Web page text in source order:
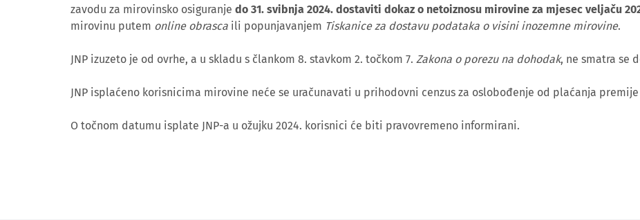
zavodu za mirovinsko osiguranje do 31. svibnja 2024. dostaviti dokaz o netoiznosu mirovine za mjesec veljaču
mirovinu putem online obrasca ili popunjavanjem Tiskanice za dostavu podataka o visini inozemne mirovine.
JNP izuzeto je od ovrhe, a u skladu s člankom 8. stavkom 2. točkom 7. Zakona o porezu na dohodak, ne smatra se
JNP isplaćeno korisnicima mirovine neće se uračunavati u prihodovni cenzus za oslobođenje od plaćanja
O točnom datumu isplate JNP-a u ožujku 2024. korisnici će biti pravovremeno informirani.